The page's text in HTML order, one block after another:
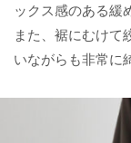
ックス感のある緩
また、裾にむけて
いながらも非常に